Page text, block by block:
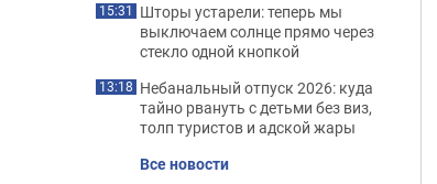
15:31 Шторы устарели: теперь мы
выключаем солнце прямо через
стекло одной кнопкой
13:18 Небанальный отпуск 2026: куда
тайно рвануть с детьми без виз,
толп туристов и адской жары
Все новости